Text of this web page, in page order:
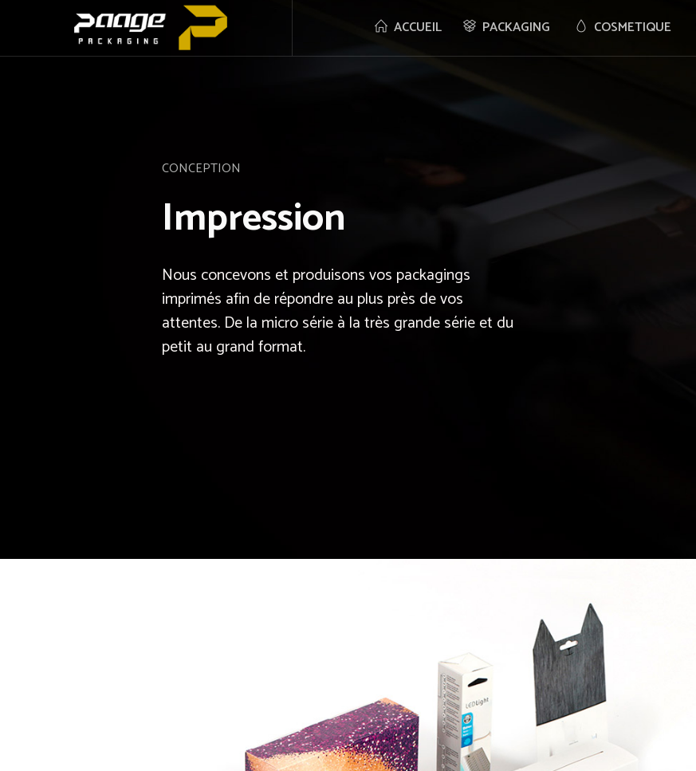
ACCUEIL PACKAGING COSMETIQUE
CONCEPTION
Impression
Nous concevons et produisons vos packagings
imprimés afin de répondre au plus près de vos
attentes. De la micro série à la très grande série et du
petit au grand format.